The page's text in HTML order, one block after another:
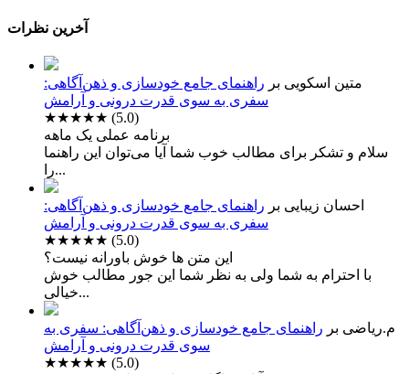
آخرین نظرات
متین اسکویی بر راهنمای جامع خودسازی و ذهن‌آگاهی:
سفری به سوی قدرت درونی و آرامش
★★★★★ (5.0)
برنامه عملی یک ماهه
سلام و تشکر برای مطالب خوب شما آیا می‌توان این راهنما
را...
احسان زیبایی بر راهنمای جامع خودسازی و ذهن‌آگاهی:
سفری به سوی قدرت درونی و آرامش
★★★★★ (5.0)
این متن ها خوش باورانه نیست؟
با احترام به شما ولی به نظر شما این جور مطالب خوش
خیالی...
م.ریاضی بر راهنمای جامع خودسازی و ذهن‌آگاهی: سفری به
سوی قدرت درونی و آرامش
★★★★★ (5.0)